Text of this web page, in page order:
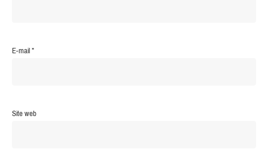
E-mail*
Site web